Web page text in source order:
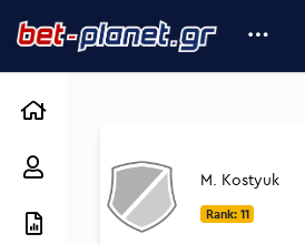
M. Kostyuk
Rank: 11